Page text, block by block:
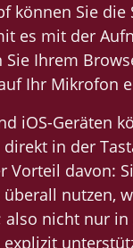
können Sie die
es mit der
Sie Ihrem
Ihr Mikrofon
iOS-Geräten
in der
Vorteil davon:
nutzen,
nicht nur in
explizit